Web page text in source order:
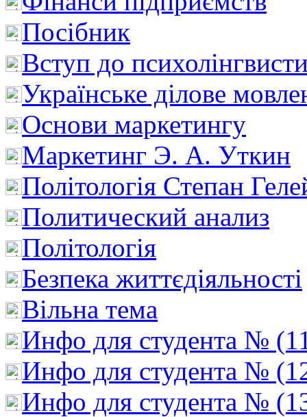
Посібник
Вступ до
Українське ділове
Основи маркетингу
Маркетинг Э. А. Уткин
Політологія Степан
Политический анализ
Політологія
Безпека життєдіяльності
Вільна тема
Инфо для студента №
Инфо для студента №
Инфо для студента №